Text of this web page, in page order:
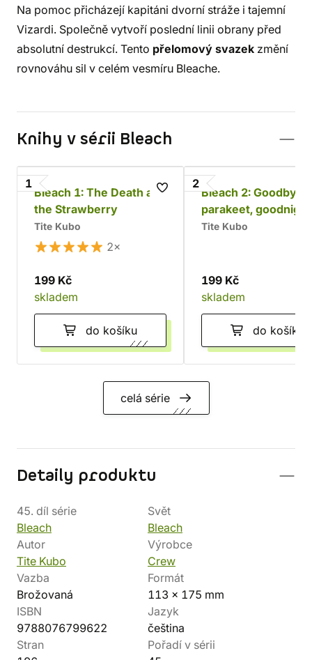
Na pomoc přicházejí kapitáni dvorní stráže i tajemní
Vizardi. Společně vytvoří poslední linii obrany před
absolutní destrukcí. Tento přelomový svazek změní
rovnováhu sil v celém vesmíru Bleache.
Knihy v sérii Bleach
1
Bleach 1: The Death and
the Strawberry
Tite Kubo
2×
199 Kč
skladem
do košíku
2
Bleach 2: Goodbye
parakeet,
sista
Tite Kubo
199 Kč
skladem
do košíku
celá série
Detaily produktu
45. díl série
Bleach
Svět
Bleach
Autor
Tite Kubo
Výrobce
Crew
Vazba
Brožovaná
Formát
113 x 175 mm
ISBN
9788076799622
Jazyk
čeština
Stran
Pořadí v sérii